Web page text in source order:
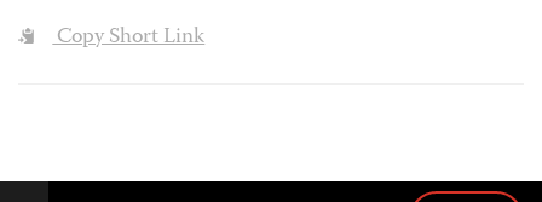
Copy Short Link